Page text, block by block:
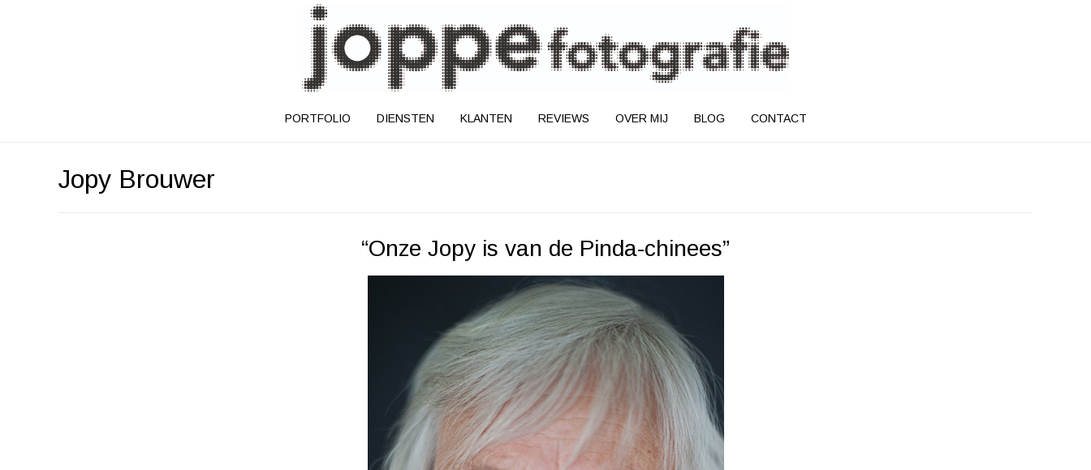
PORTFOLIO DIENSTEN KLANTEN REVIEWS OVER MIJ BLOG CONTACT
Jopy Brouwer
“Onze Jopy is van de Pinda-chinees”